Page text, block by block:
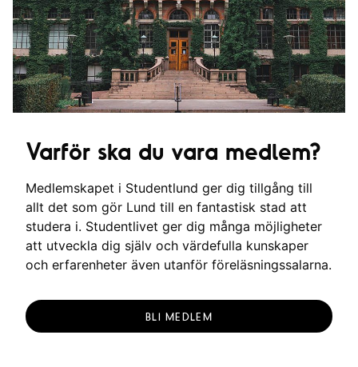
Varför ska du vara medlem?
Medlemskapet i Studentlund ger dig tillgång till
allt det som gör Lund till en fantastisk stad att
studera i. Studentlivet ger dig många möjligheter
att utveckla dig själv och värdefulla kunskaper
och erfarenheter även utanför föreläsningssalarna.
BLI MEDLEM